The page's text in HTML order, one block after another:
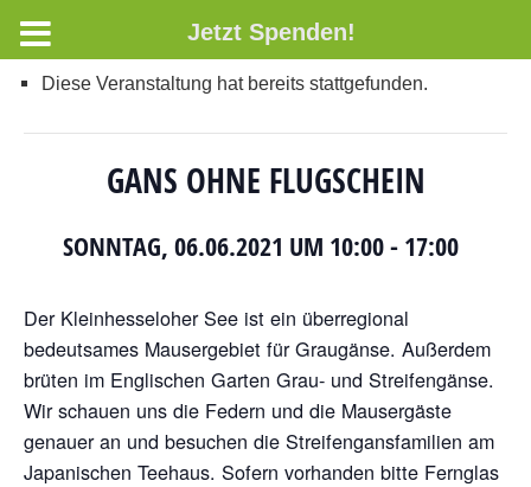
Diese Veranstaltung hat bereits stattgefunden.
GANS OHNE FLUGSCHEIN
SONNTAG, 06.06.2021 UM 10:00- 17:00
Der Kleinhesseloher See ist ein überregional
bedeutsames Mausergebiet für Graugänse. Außerdem
brüten im Englischen Garten Grau- und Streifengänse.
Wir schauen uns die Federn und die Mausergäste
genauer an und besuchen die Streifengansfamilien am
Japanischen Teehaus. Sofern vorhanden bitte Fernglas
Jetzt Spenden!